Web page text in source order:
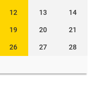
12 13 14
19 20 21
26 27 28